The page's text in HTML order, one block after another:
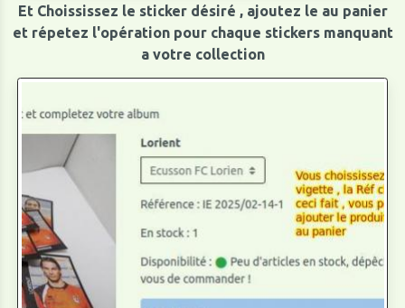
Et Choississez le sticker désiré , ajoutez le au panier
et répetez l'opération pour chaque stickers manquant
a votre collection